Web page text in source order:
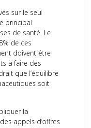
sur le seul
principal
de santé. Le
de ces
doivent être
à faire des
que l’équilibre
soit
la
appels d’offres